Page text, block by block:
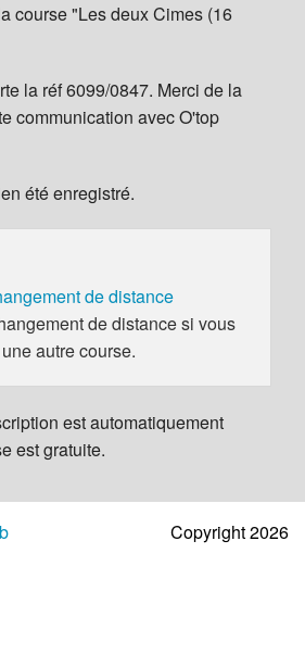
course "Les deux Cimes (16
la réf 6099/0847. Merci de la
communication avec O'top
été enregistré.
de distance
de distance si vous
autre course.
est automatiquement
est gratuite.
Copyright 2026